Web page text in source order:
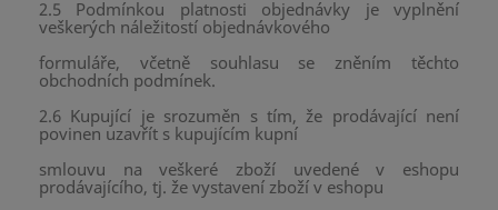
2.5 Podmínkou platnosti objednávky je vyplnění
veškerých náležitostí objednávkového
formuláře, včetně souhlasu se zněním těchto
obchodních podmínek.
2.6 Kupující je srozuměn s tím, že prodávající není
povinen uzavřít s kupujícím kupní
smlouvu na veškeré zboží uvedené v eshopu
prodávajícího, tj. že vystavení zboží v eshopu